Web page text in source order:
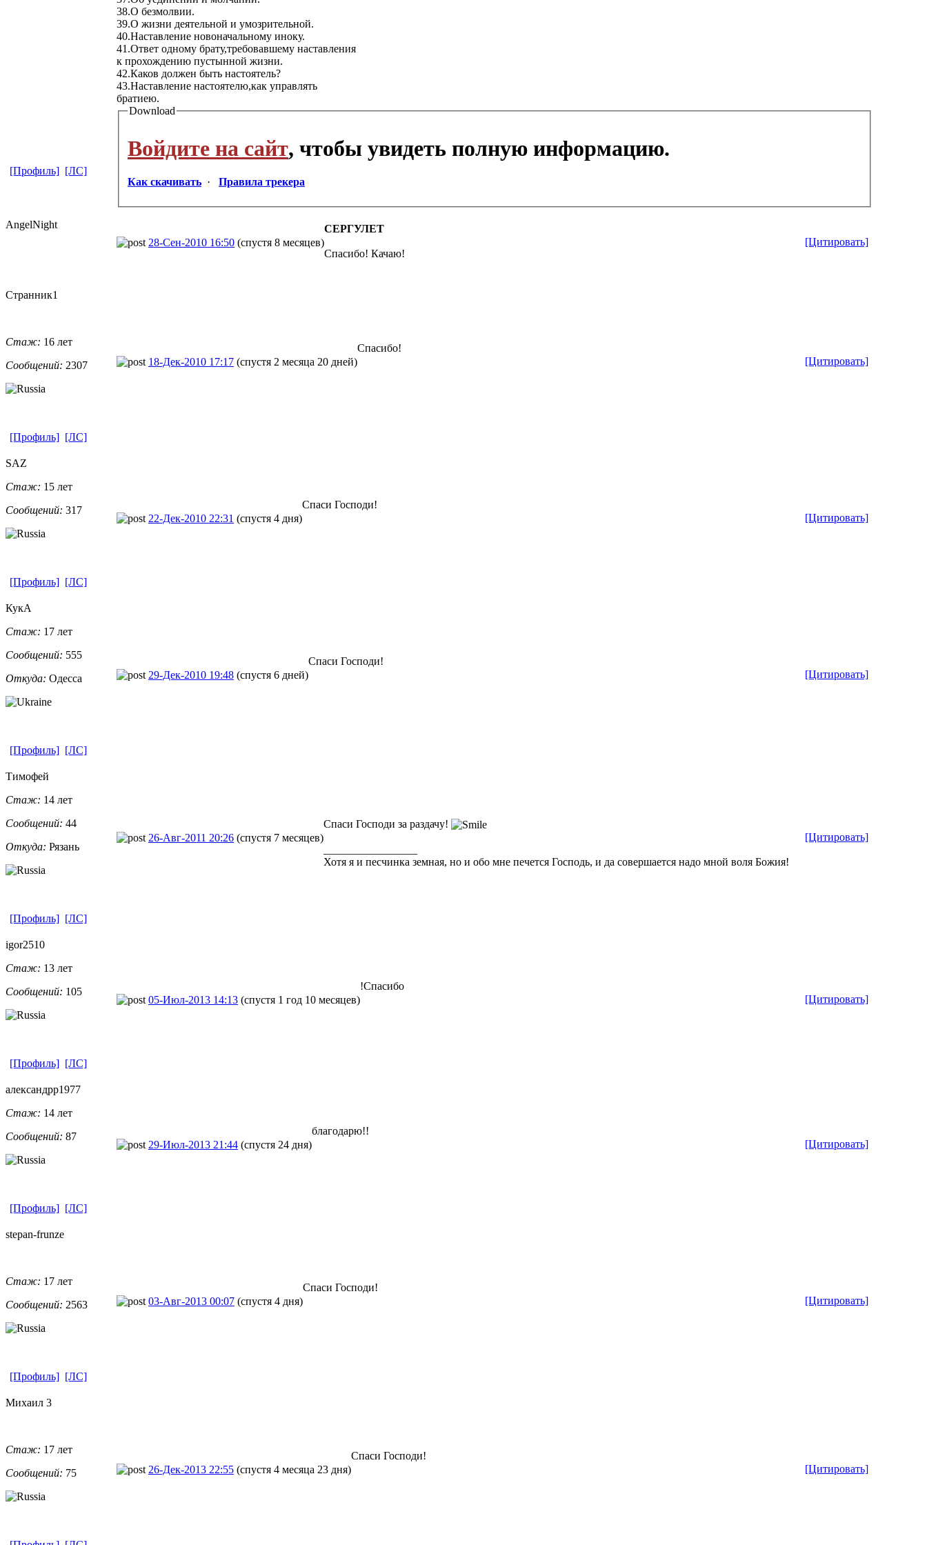
38.О безмолвии.
39.О жизни деятельной и умозрительной.
40.Наставление новоначальному иноку.
41.Ответ одному брату,требовавшему наставления
к прохождению пустынной жизни.
42.Каков должен быть настоятель?
43.Наставление настоятелю,как управлять
братиею.
Download
Войдите на сайт, чтобы увидеть полную информацию.
Как скачивать · Правила трекера
[Профиль] [ЛС]
AngelNight
28-Сен-2010 16:50 (спустя 8 месяцев) [Цитировать]
СЕРГУЛЕТ
Спасибо! Качаю!
Странник1
Стаж: 16 лет
Сообщений: 2307 18-Дек-2010 17:17 (спустя 2 месяца 20 дней) [Цитировать]
Спасибо!
[Профиль] [ЛС]
SAZ
Стаж: 15 лет
Сообщений: 317
22-Дек-2010 22:31 (спустя 4 дня) [Цитировать]
Спаси Господи!
[Профиль] [ЛС]
КукА
Стаж: 17 лет
Сообщений: 555
Откуда: Одесса 29-Дек-2010 19:48 (спустя 6 дней) [Цитировать]
Спаси Господи!
[Профиль] [ЛС]
Тимофей
Стаж: 14 лет
Сообщений: 44
Откуда: Рязань
26-Авг-2011 20:26 (спустя 7 месяцев) [Цитировать]
Спаси Господи за раздачу!
Хотя я и песчинка земная, но и обо мне печется Господь, и да совершается надо мной воля Божия!
[Профиль] [ЛС]
igor2510
Стаж: 13 лет
Сообщений: 105
05-Июл-2013 14:13 (спустя 1 год 10 месяцев) [Цитировать]
!Спасибо
[Профиль] [ЛС]
александрр19​77
Стаж: 14 лет
Сообщений: 87
29-Июл-2013 21:44 (спустя 24 дня) [Цитировать]
благодарю!!
[Профиль] [ЛС]
stepan-frunz​e
Стаж: 17 лет
Сообщений: 2563 03-Авг-2013 00:07 (спустя 4 дня) [Цитировать]
Спаси Господи!
[Профиль] [ЛС]
Михаил 3
Стаж: 17 лет
Сообщений: 75 26-Дек-2013 22:55 (спустя 4 месяца 23 дня) [Цитировать]
Спаси Господи!